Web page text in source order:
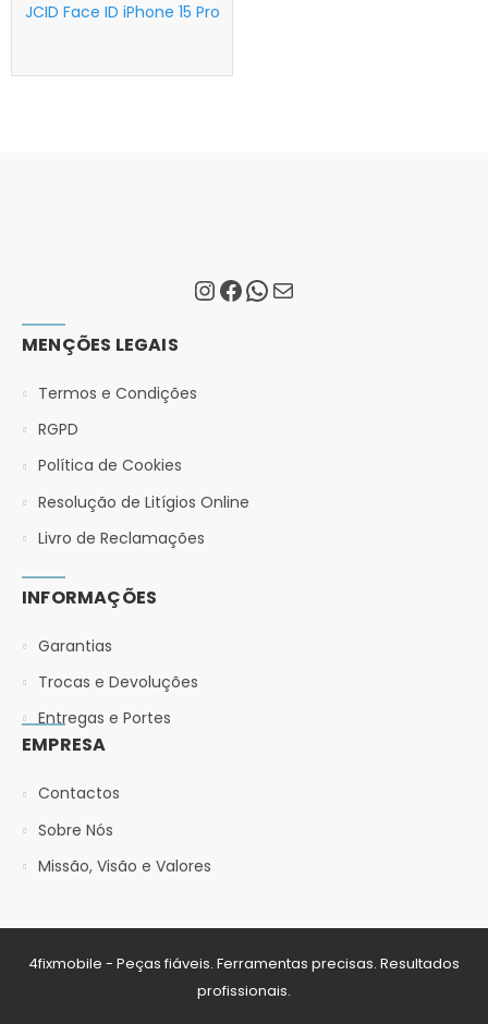
JCID Face ID iPhone 15 Pro
MENÇÕES LEGAIS
Termos e Condições
RGPD
Política de Cookies
Resolução de Litígios Online
Livro de Reclamações
INFORMAÇÕES
Garantias
Trocas e Devoluções
Entregas e Portes
EMPRESA
Contactos
Sobre Nós
Missão, Visão e Valores
4fixmobile - Peças fiáveis. Ferramentas precisas. Resultados
profissionais.